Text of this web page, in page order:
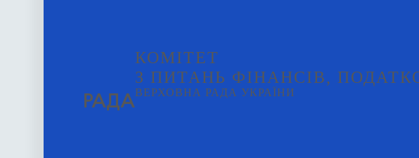
РАДА
КОМІТЕТ
З ПИТАНЬ ФІНАНСІВ,
ВЕРХОВНА РАДА УКРАЇНИ